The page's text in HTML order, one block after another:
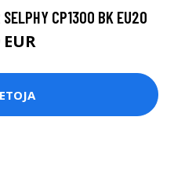
SELPHY CP1300 BK EU20